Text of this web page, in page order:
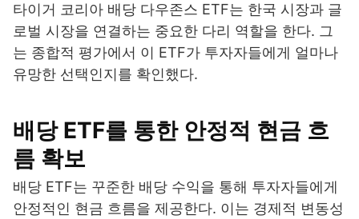
타이거 코리아 배당 다우존스 ETF는 한국 시장과 글
로벌 시장을 연결하는 중요한 다리 역할을 한다. 그
는 종합적 평가에서 이 ETF가 투자자들에게 얼마나
유망한 선택인지를 확인했다.
배당 ETF를 통한 안정적 현금 흐
름 확보
배당 ETF는 꾸준한 배당 수익을 통해 투자자들에게
안정적인 현금 흐름을 제공한다. 이는 경제적 변동성